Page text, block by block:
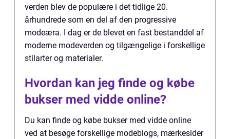
verden blev de populære i det tidlige 20.
århundrede som en del af den progressive
modeæra. I dag er de blevet en fast bestanddel af
moderne modeverden og tilgængelige i forskellige
stilarter og materialer.
Hvordan kan jeg finde og købe
bukser med vidde online?
Du kan finde og købe bukser med vidde online
ved at besøge forskellige modeblogs, mærkesider